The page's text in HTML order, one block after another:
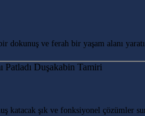
dokunuş ve ferah bir yaşam alanı
katacak şık ve fonksiyonel